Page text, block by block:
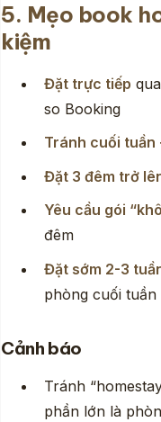
5. Mẹo book
kiệm
Đặt trực tiếp
so Booking
Tránh cuối tuần
Đặt 3 đêm trở
Yêu cầu gói
đêm
Đặt sớm 2-3
phòng cuối tuần
Cảnh báo
Tránh
phần lớn là